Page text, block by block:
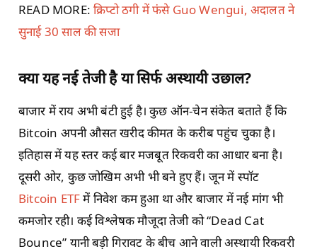
READ MORE:क्रिप्टो ठगी में फंसे Guo Wengui, अदालत ने
सुनाई 30 साल की सजा
क्या यह नई तेजी है या सिर्फ अस्थायी उछाल?
बाजार में राय अभी बंटी हुई है। कुछ ऑन-चेन संकेत बताते हैं कि
Bitcoin अपनी औसत खरीद कीमत के करीब पहुंच चुका है।
इतिहास में यह स्तर कई बार मजबूत रिकवरी का आधार बना है।
दूसरी ओर, कुछ जोखिम अभी भी बने हुए हैं। जून में स्पॉट
Bitcoin ETFमें निवेश कम हुआ था और बाजार में नई मांग भी
कमजोर रही। कई विश्लेषक मौजूदा तेजी को “Dead Cat
Bounce” यानी बड़ी गिरावट के बीच आने वाली अस्थायी रिकवरी